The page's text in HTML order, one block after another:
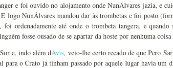
e foi ouvido no alojamento onde NunÁlvares jazia, e
logo NunÁlvares mandou dar às trombetas e foi posto
ordenadamente até onde o trombeta tangera, e quando
fosse ousado de se apartar da hoste por nenhuma coisa
e, indo além dAvis, veio-lhe certo recado de que Pero
para o Crato já tinham passado por aquele lugar havia um